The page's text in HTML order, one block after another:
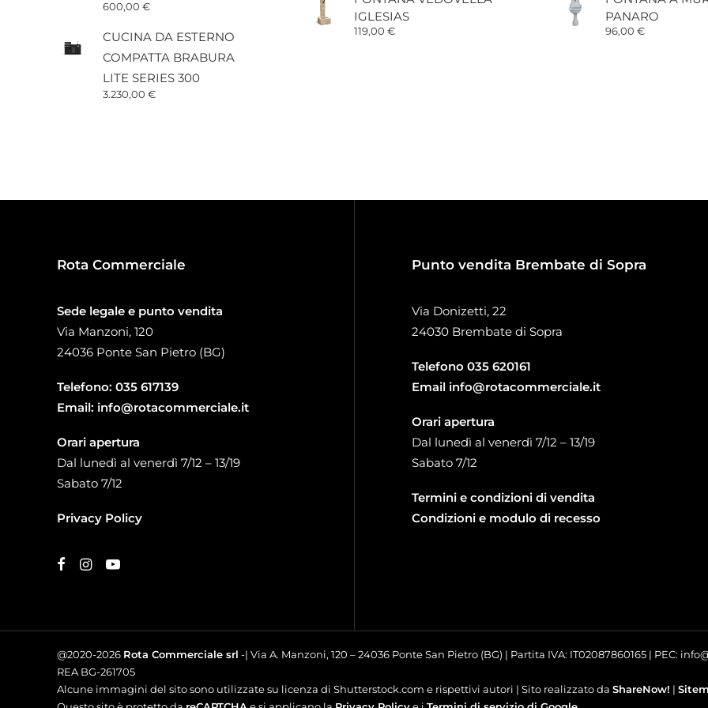
600,00 €
CUCINA DA ESTERNO
COMPATTA BRABURA
LITE SERIES 300
3.230,00 €
IGLESIAS
119,00 €
PANARO
96,00 €
Rota Commerciale
Sede legale e punto vendita
Via Manzoni, 120
24036 Ponte San Pietro (BG)
Telefono: 035 617139
Email: info@rotacommerciale.it
Orari apertura
Dal lunedì al venerdì 7/12 – 13/19
Sabato 7/12
Privacy Policy
Punto vendita Brembate di Sopra
Via Donizetti, 22
24030 Brembate di Sopra
Telefono 035 620161
Email info@rotacommerciale.it
Orari apertura
Dal lunedì al venerdì 7/12 – 13/19
Sabato 7/12
Termini e condizioni di vendita
Condizioni e modulo di recesso
@2020-2026 Rota Commerciale srl -| Via A. Manzoni, 120 – 24036 Ponte San Pietro (BG) | Partita IVA: IT02087860165 | PEC:
REA BG-261705
Alcune immagini del sito sono utilizzate su licenza di Shutterstock.com e rispettivi autori | Sito realizzato da ShareNow! |